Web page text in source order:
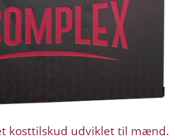
kosttilskud udviklet til mænd.